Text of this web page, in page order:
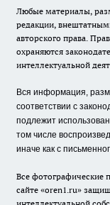
Любые материалы,
редакции,
авторского права.
охраняются
интеллектуальной
Вся информация,
соответствии с
подлежит
том числе
иначе как с
Все фотографические
сайте «oren1.ru»